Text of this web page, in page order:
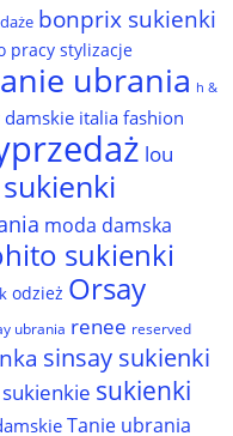
bonprix sukienki
pracy stylizacje
ubrania h &
italia fashion
lou
moda damska
sukienki
odzież Orsay
ubrania renee reserved
sinsay sukienki
sukienkie sukienki
Tanie ubrania